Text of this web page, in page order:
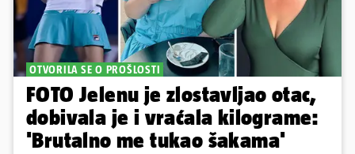
OTVORILA SE O PROŠLOSTI
FOTO Jelenu je zlostavljao otac,
dobivala je i vraćala kilograme:
'Brutalno me tukao šakama'